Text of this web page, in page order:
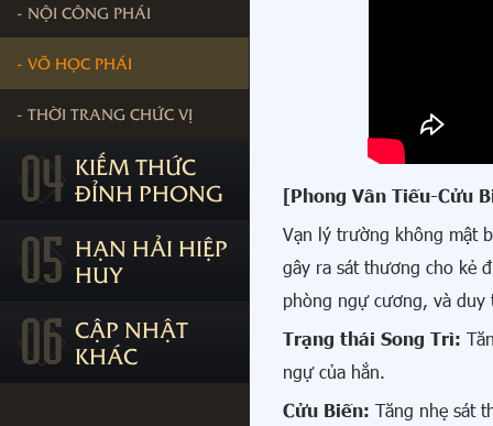
- NỘI CÔNG PHÁI
- VÕ HỌC PHÁI
- THỜI TRANG CHỨC VỊ
04 KIẾM THỨC
ĐỈNH PHONG
05 HẠN HẢI HIỆP
HUY
06 CẬP NHẬT
KHÁC
[Phong Vân Tiếu-Cửu
Vạn lý trường không mật
gây ra sát thương cho kẻ
phòng ngự cương, và
Trạng thái Song Trì:
ngự của hắn.
Cửu Biến: Tăng nhẹ sát